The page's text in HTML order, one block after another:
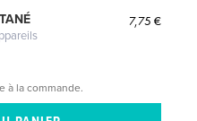
7,75 €
à la commande.